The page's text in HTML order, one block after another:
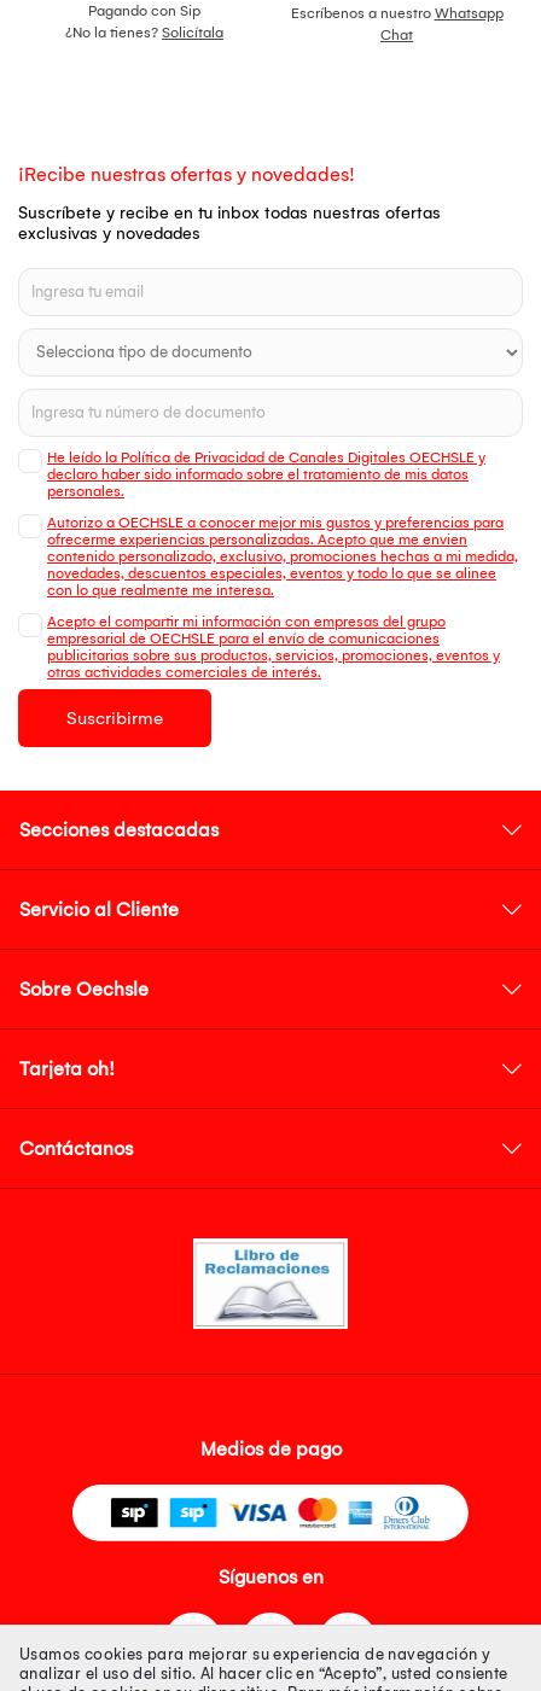
Pagando con Sip
¿No la tienes? Solicítala
Escríbenos a nuestro Whatsapp
Chat
¡Recibe nuestras ofertas y novedades!
Suscríbete y recibe en tu inbox todas nuestras ofertas
exclusivas y novedades
He leído la Política de Privacidad de Canales Digitales OECHSLE y
declaro haber sido informado sobre el tratamiento de mis datos
personales.
Autorizo a OECHSLE a conocer mejor mis gustos y preferencias para
ofrecerme experiencias personalizadas. Acepto que me envien
contenido personalizado, exclusivo, promociones hechas a mi medida,
novedades, descuentos especiales, eventos y todo lo que se alinee
con lo que realmente me interesa.
Acepto el compartir mi información con empresas del grupo
empresarial de OECHSLE para el envío de comunicaciones
publicitarias sobre sus productos, servicios, promociones, eventos y
otras actividades comerciales de interés.
Suscribirme
Secciones destacadas
Servicio al Cliente
Sobre Oechsle
Tarjeta oh!
Contáctanos
Medios de pago
Síguenos en
Usamos cookies para mejorar su experiencia de navegación y
analizar el uso del sitio. Al hacer clic en “Acepto”, usted consiente